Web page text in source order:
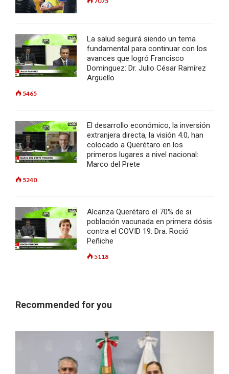
La salud seguirá siendo un tema
fundamental para continuar con los
avances que logró Francisco
Dominguez: Dr. Julio César Ramírez
Argüello
5465
El desarrollo económico, la inversión
extranjera directa, la visión 4.0, han
colocado a Querétaro en los
primeros lugares a nivel nacional:
Marco del Prete
5240
Alcanza Querétaro el 70% de si
población vacunada en primera dósis
contra el COVID 19: Dra. Roció
Peñiche
5118
Recommended for you